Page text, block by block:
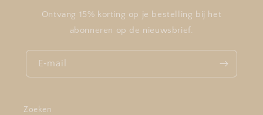
Ontvang 15% korting op je bestelling bij het
abonneren op de nieuwsbrief.
E‑mail
Zoeken